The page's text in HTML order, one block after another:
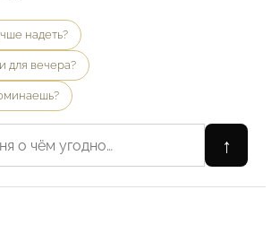
надеть?
для вечера?
↑